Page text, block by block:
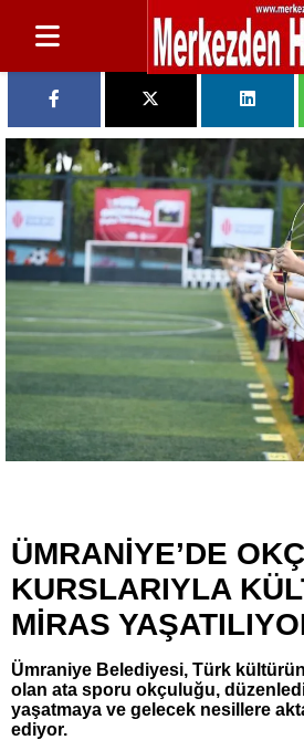
ÜMRANİYE’DE
KURSLARIYLA
MİRAS
Ümraniye Belediyesi, Türk
olan ata sporu okçuluğu,
yaşatmaya ve gelecek nesillere
ediyor.